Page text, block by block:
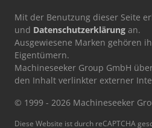
Mit der Benutzung dieser Seite
und Datenschutzerklärung an.
Ausgewiesene Marken gehören
Eigentümern.
Machineseeker Group GmbH
den Inhalt verlinkter externer
© 1999 - 2026 Machineseeker
Diese Website ist durch reCAPTCHA